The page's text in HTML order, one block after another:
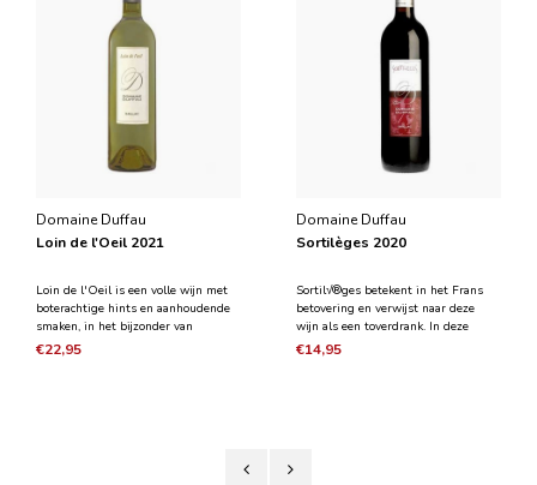
Domaine Duffau
Loin de l'Oeil 2021
Loin de l'Oeil is een volle wijn met
boterachtige hints en aanhoudende
smaken, in het bijzonder van
kweeperengelei. Het heeft een lange
€22,95
Domaine Duffau
Sortilèges 2020
Sortil√®ges betekent in het Frans
betovering en verwijst naar deze
wijn als een toverdrank. In deze
fruitige wijn is elke druif
€14,95